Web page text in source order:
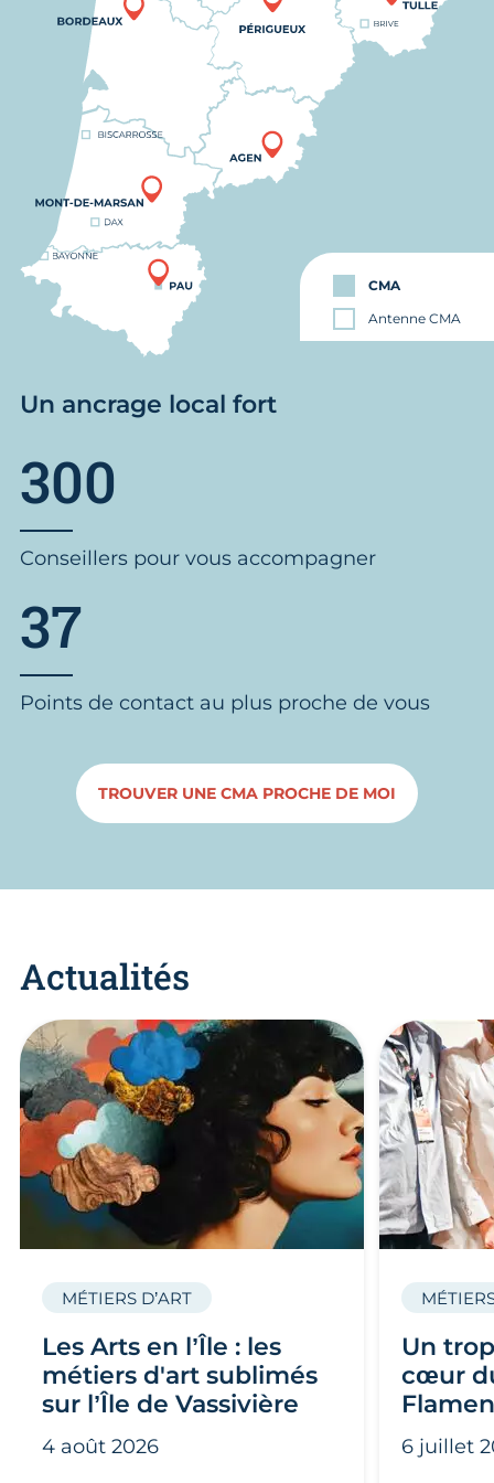
CMA
Antenne CMA
Un ancrage local fort
300
Conseillers pour vous accompagner
37
Points de contact au plus proche de vous
TROUVER UNE CMA PROCHE DE MOI
Actualités
Les Arts en l’Île : les
métiers d'art sublimés
sur l’Île de Vassivière
MÉTIERS D’ART
4 août 2026
Un
cœur
6 juillet